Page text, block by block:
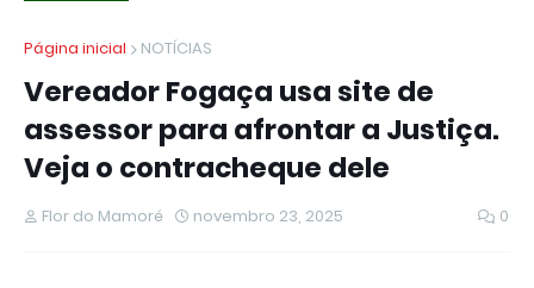
Página inicial NOTÍCIAS
Vereador Fogaça usa site de
assessor para afrontar a Justiça.
Veja o contracheque dele
Flor do Mamoré novembro 23, 2025 0